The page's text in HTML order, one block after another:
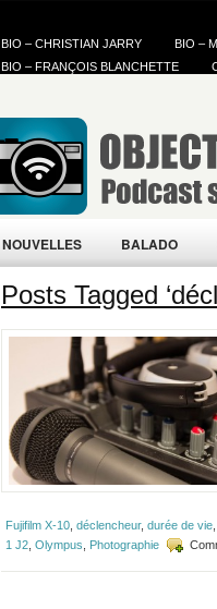
BIO – CHRISTIAN JARRY BIO –
BIO – FRANÇOIS BLANCHETTE
NOUVELLES BALADO
Posts Tagged
Fujifilm X-10 déclencheur, durée de vie
1 J2 Olympus Photographie